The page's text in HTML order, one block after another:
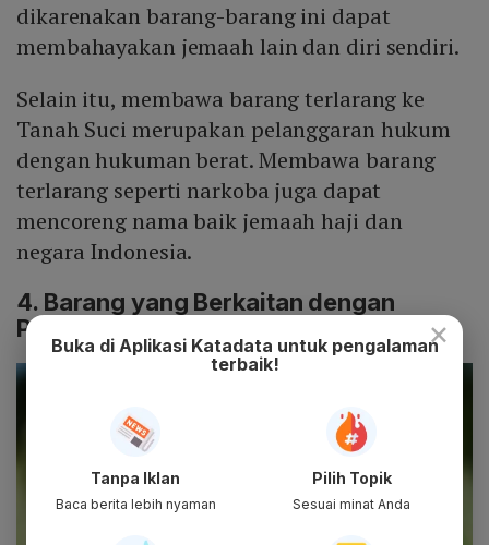
dikarenakan barang-barang ini dapat
membahayakan jemaah lain dan diri sendiri.
Selain itu, membawa barang terlarang ke
Tanah Suci merupakan pelanggaran hukum
dengan hukuman berat. Membawa barang
terlarang seperti narkoba juga dapat
mencoreng nama baik jemaah haji dan
negara Indonesia.
4. Barang yang Berkaitan dengan
Perbuatan Syirik atau Sihir
×
Buka di Aplikasi Katadata untuk pengalaman
terbaik!
Tanpa Iklan
Baca berita lebih nyaman
Pilih Topik
Sesuai minat Anda